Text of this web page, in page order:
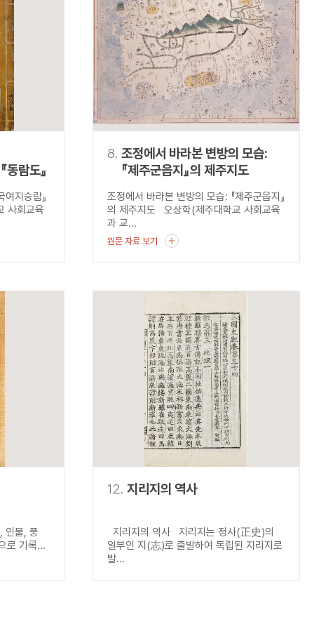
동람도』
지승람』
사회교육
8. 조정에서 바라본 변방의 모습:
『제주군읍지』의 제주지도
조정에서 바라본 변방의 모습: 『제주군읍지』
의 제주지도 오상학(제주대학교 사회교육
과 교...
원문 자료 보기
물, 풍
로 기록...
12. 지리지의 역사
지리지의 역사 지리지는 정사(正史)의
일부인 지(志)로 출발하여 독립된 지리지로
발...